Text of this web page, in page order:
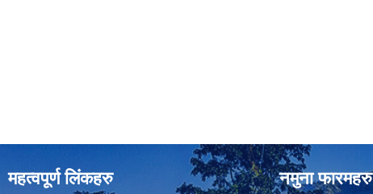
महत्वपूर्ण लिंकहरु नमुना फारमहरु